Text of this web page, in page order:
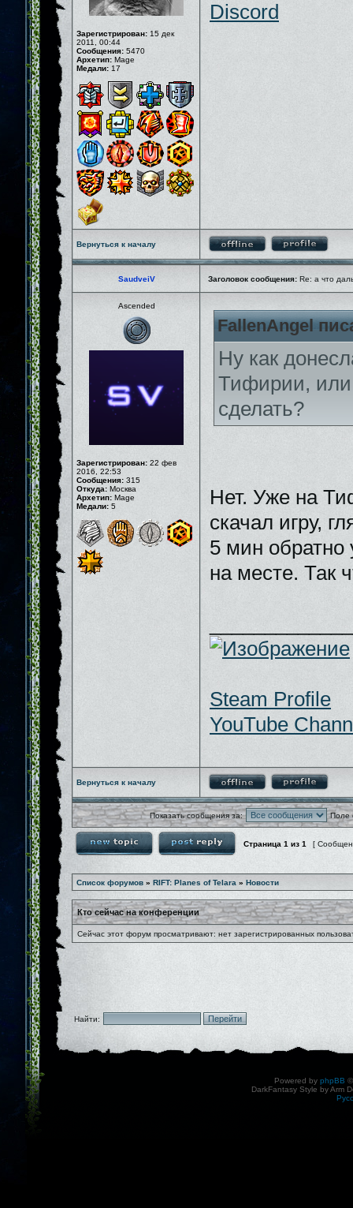
Зарегистрирован: 15 дек
2011, 00:44
Сообщения: 5470
Архетип: Mage
Медали: 17
Discord
Вернуться к началу
SaudveiV Заголовок сообщения: Re: а что
Ascended
Зарегистрирован: 22 фев
2016, 22:53
Сообщения: 315
Откуда: Москва
Архетип: Mage
Медали: 5
FallenAngel
Ну как
Тифирии, или
сделать?
Нет. Уже на
скачал игру,
5 мин обратно
на месте. Так
Steam Profile
YouTube
Вернуться к началу
Показать сообщения за: Поле
Страница 1 из 1 [
Список форумов » RIFT: Planes of Telara » Новости
Кто сейчас на конференции
Сейчас этот форум просматривают: нет зарегистрированных
Найти:
Powered by phpBB
DarkFantasy Style by Arm